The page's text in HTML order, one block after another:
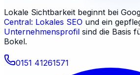
Lokale Sichtbarkeit beginnt bei
Central: Lokales SEO und ein
Unternehmensprofil sind die Basis
Bokel.
0151 41261571